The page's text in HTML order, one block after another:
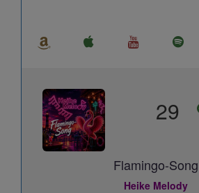
29
Flamingo-Song
Heike Melody